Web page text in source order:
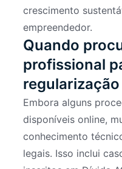
crescimento
empreendedor.
Quando
profissional
regularização
Embora alguns
disponíveis online,
conhecimento
legais. Isso inclui